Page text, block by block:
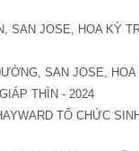
SAN JOSE, HOA KỲ
SAN JOSE, HOA
THÌN - 2024
TỔ CHỨC